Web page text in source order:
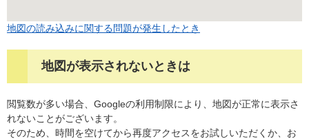
地図の読み込みに関する問題が発生したとき
地図が表示されないときは
閲覧数が多い場合、Googleの利用制限により、地図が正常に表示さ
れないことがございます。
そのため、時間を空けてから再度アクセスをお試しいただくか、お